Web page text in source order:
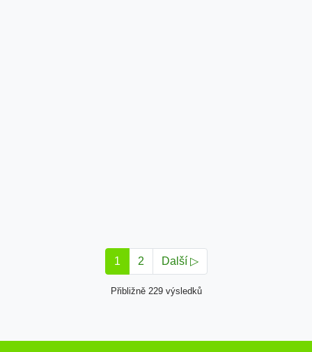
1 2 Další ▷
Přibližně 229 výsledků